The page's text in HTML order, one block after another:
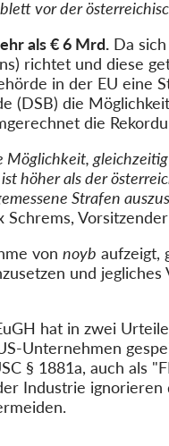
vor der
als € 6 Mrd. Da
richtet und diese
in der EU eine
(DSB) die
die
Möglichkeit,
höher als der
Strafen
Schrems,
von noyb aufzeigt,
und
hat in zwei
Unternehmen
§ 1881a, auch als
Industrie